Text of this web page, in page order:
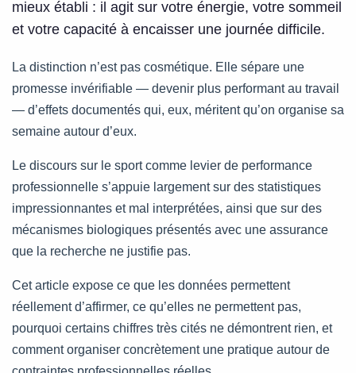
mieux établi : il agit sur votre énergie, votre sommeil
et votre capacité à encaisser une journée difficile.
La distinction n’est pas cosmétique. Elle sépare une
promesse invérifiable — devenir plus performant au travail
— d’effets documentés qui, eux, méritent qu’on organise sa
semaine autour d’eux.
Le discours sur le sport comme levier de performance
professionnelle s’appuie largement sur des statistiques
impressionnantes et mal interprétées, ainsi que sur des
mécanismes biologiques présentés avec une assurance
que la recherche ne justifie pas.
Cet article expose ce que les données permettent
réellement d’affirmer, ce qu’elles ne permettent pas,
pourquoi certains chiffres très cités ne démontrent rien, et
comment organiser concrètement une pratique autour de